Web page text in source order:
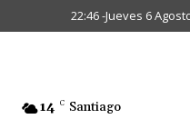
22:46 -Jueves 6
14 C Santiago